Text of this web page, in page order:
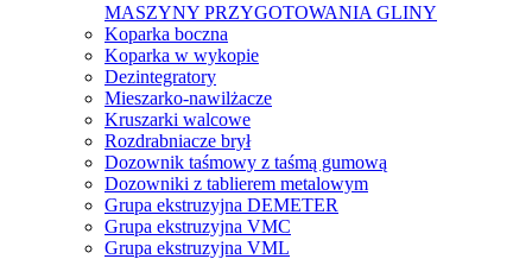
MASZYNY PRZYGOTOWANIA GLINY
Koparka boczna
Koparka w wykopie
Dezintegratory
Mieszarko-nawilżacze
Kruszarki walcowe
Rozdrabniacze brył
Dozownik taśmowy z taśmą gumową
Dozowniki z tablierem metalowym
Grupa ekstruzyjna DEMETER
Grupa ekstruzyjna VMC
Grupa ekstruzyjna VML